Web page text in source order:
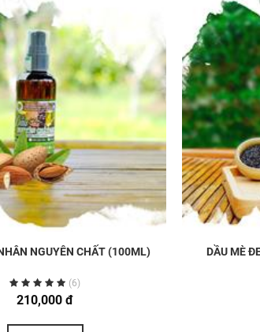
NGUYÊN CHẤT (100ML)
(6)
210,000 đ
DẦU MÈ